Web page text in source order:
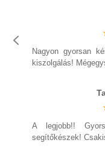
Nagyon gyorsan
kiszolgálás!
A legjobb!!
segítőkészek!